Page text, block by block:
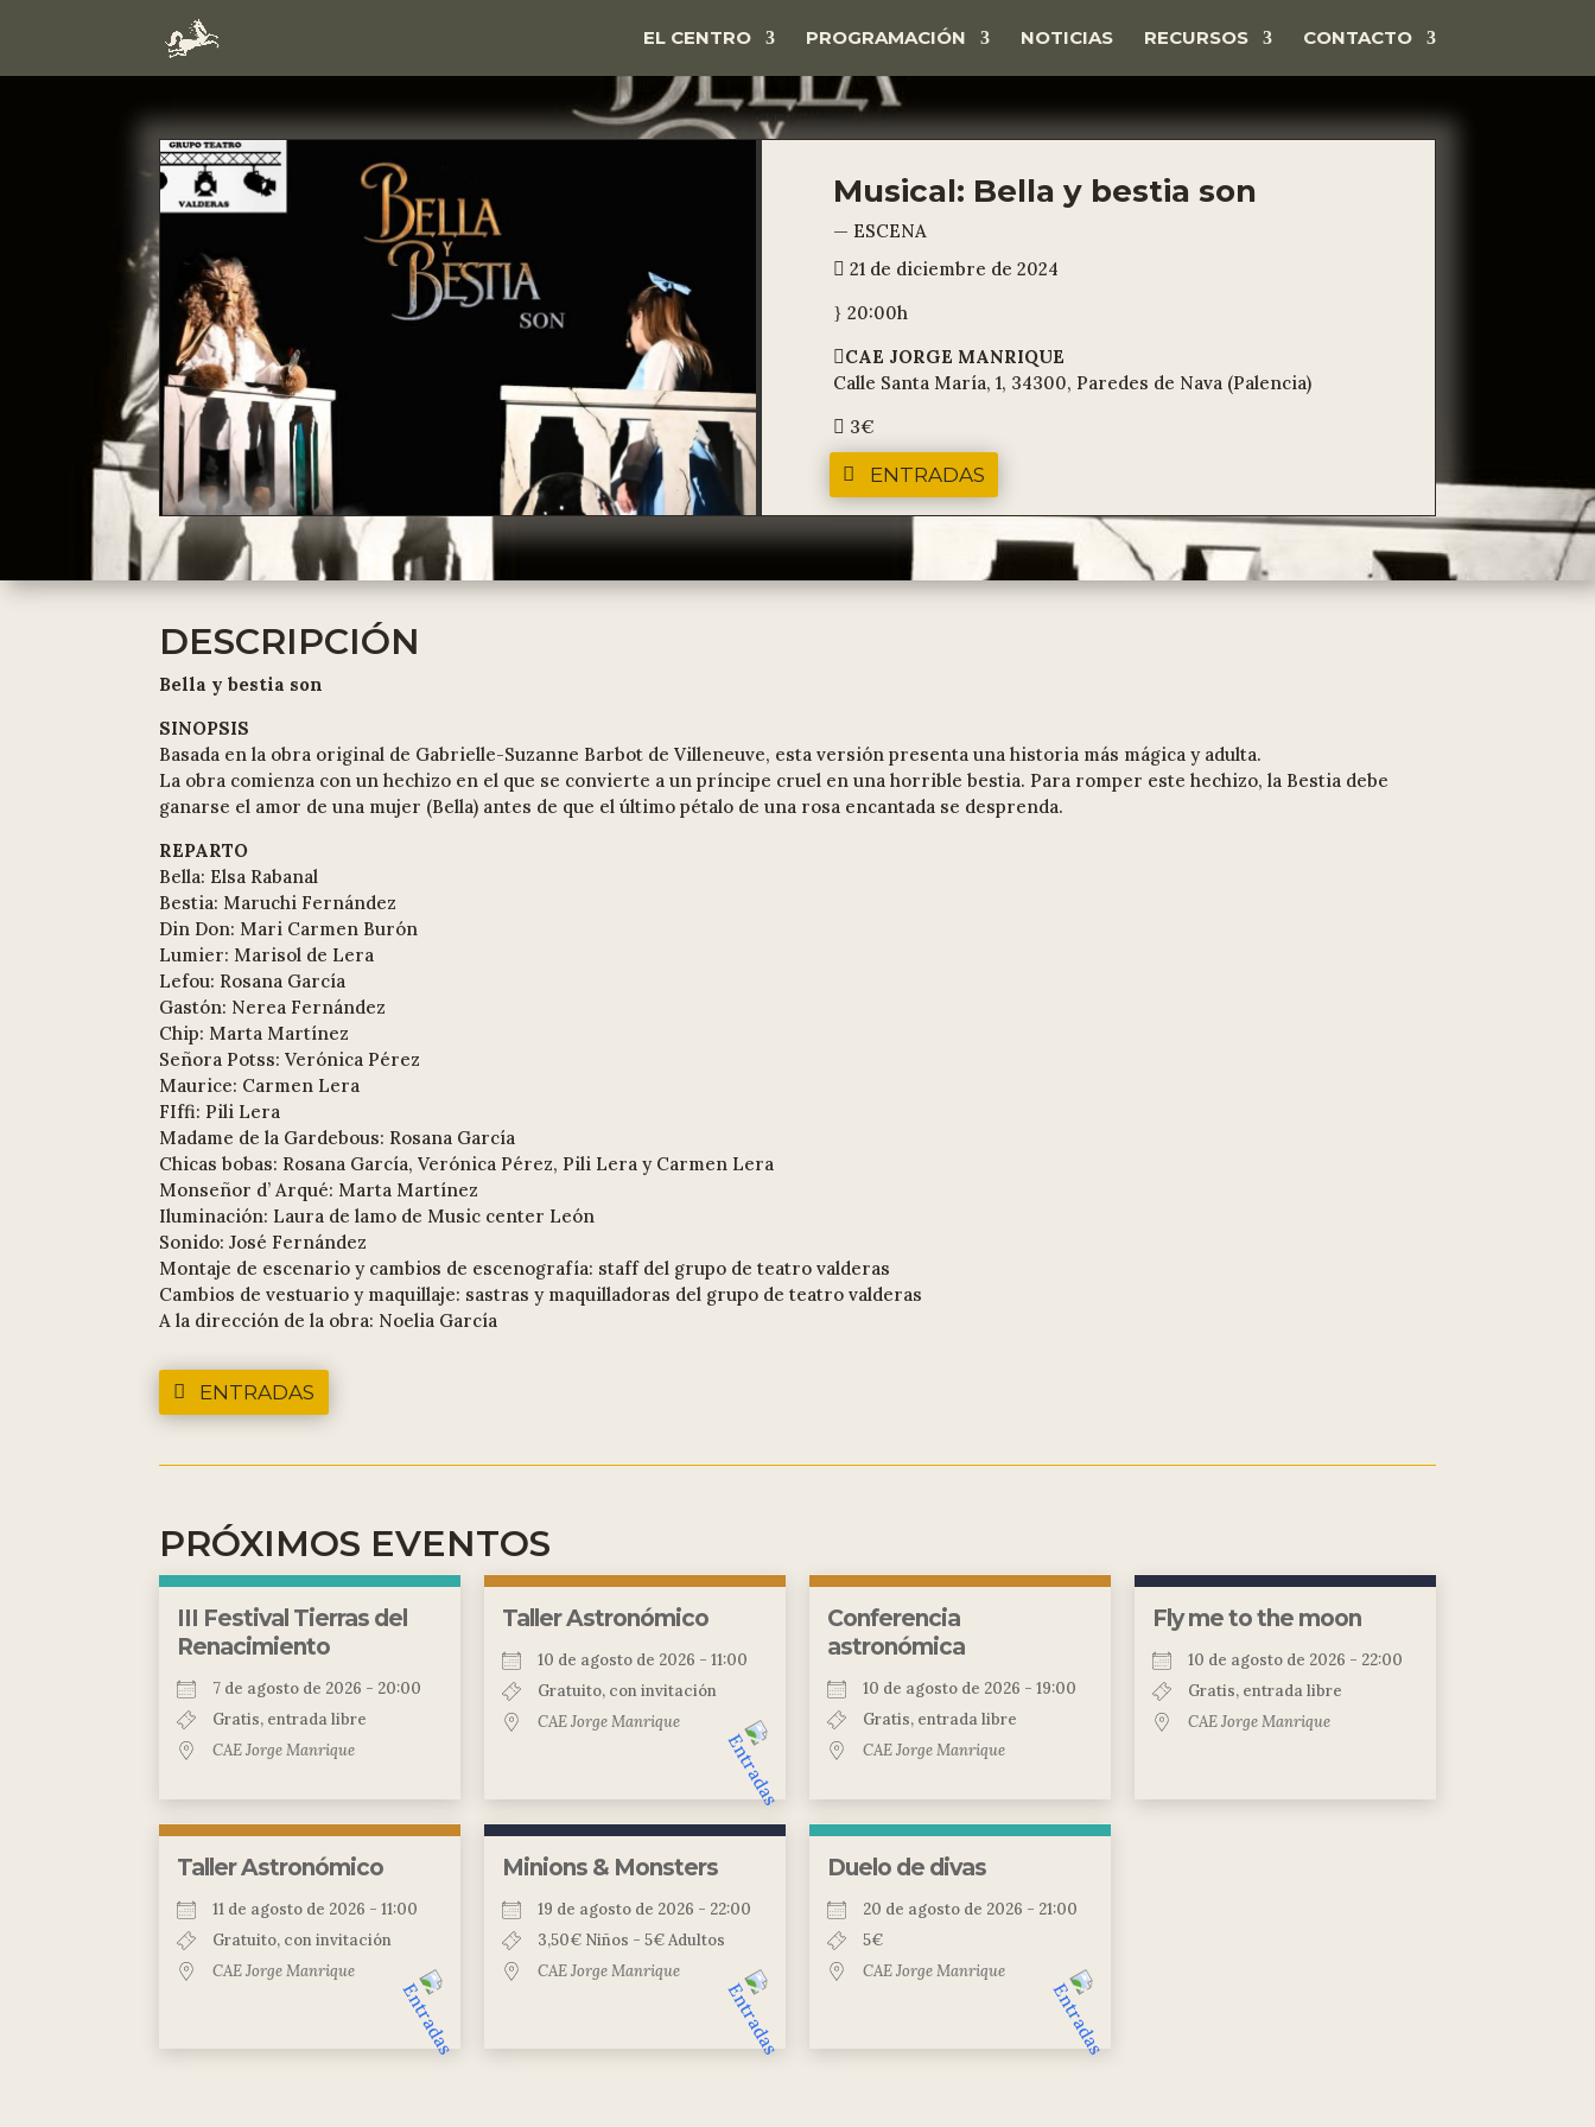
EL CENTRO PROGRAMACIÓN NOTICIAS RECURSOS CONTACTO
Musical: Bella y bestia son
— ESCENA
 21 de diciembre de 2024
} 20:00h
CAE JORGE MANRIQUE
Calle Santa María, 1, 34300, Paredes de Nava (Palencia)
 3€
ENTRADAS
DESCRIPCIÓN
Bella y bestia son
SINOPSIS
Basada en la obra original de Gabrielle-Suzanne Barbot de Villeneuve, esta versión presenta una historia más mágica y adulta.
La obra comienza con un hechizo en el que se convierte a un príncipe cruel en una horrible bestia. Para romper este hechizo, la Bestia debe
ganarse el amor de una mujer (Bella) antes de que el último pétalo de una rosa encantada se desprenda.
REPARTO
Bella: Elsa Rabanal
Bestia: Maruchi Fernández
Din Don: Mari Carmen Burón
Lumier: Marisol de Lera
Lefou: Rosana García
Gastón: Nerea Fernández
Chip: Marta Martínez
Señora Potss: Verónica Pérez
Maurice: Carmen Lera
FIffi: Pili Lera
Madame de la Gardebous: Rosana García
Chicas bobas: Rosana García, Verónica Pérez, Pili Lera y Carmen Lera
Monseñor d’ Arqué: Marta Martínez
Iluminación: Laura de lamo de Music center León
Sonido: José Fernández
Montaje de escenario y cambios de escenografía: staff del grupo de teatro valderas
Cambios de vestuario y maquillaje: sastras y maquilladoras del grupo de teatro valderas
A la dirección de la obra: Noelia García
ENTRADAS
PRÓXIMOS EVENTOS
III Festival Tierras del
Renacimiento
7 de agosto de 2026 - 20:00
Gratis, entrada libre
CAE Jorge Manrique
Taller Astronómico
10 de agosto de 2026 - 11:00
Gratuito, con invitación
CAE Jorge Manrique
Conferencia
astronómica
10 de agosto de 2026 - 19:00
Gratis, entrada libre
CAE Jorge Manrique
Fly me to the moon
10 de agosto de 2026 - 22:00
Gratis, entrada libre
CAE Jorge Manrique
Taller Astronómico
11 de agosto de 2026 - 11:00
Gratuito, con invitación
CAE Jorge Manrique
Minions & Monsters
19 de agosto de 2026 - 22:00
3,50€ Niños - 5€ Adultos
CAE Jorge Manrique
Duelo de divas
20 de agosto de 2026 - 21:00
5€
CAE Jorge Manrique